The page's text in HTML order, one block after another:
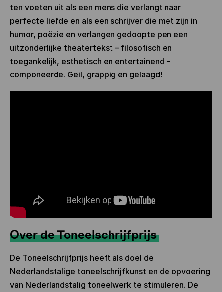
ten voeten uit als een mens die verlangt naar
perfecte liefde en als een schrijver die met zijn in
humor, poëzie en verlangen gedoopte pen een
uitzonderlijke theatertekst – filosofisch en
toegankelijk, esthetisch en entertainend –
componeerde. Geil, grappig en gelaagd!
Over de Toneelschrijfprijs
De Toneelschrijfprijs heeft als doel de
Nederlandstalige toneelschrijfkunst en de opvoering
van Nederlandstalig toneelwerk te stimuleren. De